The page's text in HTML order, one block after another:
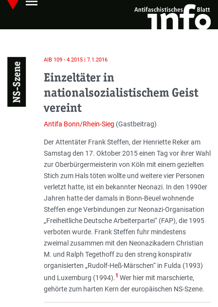
Skip
main
Hauptmenü öffnen
NS-Szene
AIB 109 - 4.2015 | 7.1.2016
Einzeltäter in
nationalsozialistischem Geist
vereint
Antifa Bonn/Rhein-Sieg (Gastbeitrag)
Einleitung
Der Attentäter Frank Steffen, der Henriette Reker am
Samstag den 17. Oktober 2015 einen Tag vor ihrer Wahl
zur Oberbürgermeisterin von Köln mit einem gezielten
Stich zum Hals töten wollte und weitere vier Personen
verletzt hatte, ist ein bekannter Neonazi. In den 1990er
Jahren hatte der damals in Bonn-Beuel wohnende
Steffen enge Verbindungen zur Neonazi-Organisation
„Freiheitliche Deutsche Arbeiterpartei“ (FAP), die 1995
verboten wurde. Frank Steffen fuhr mindestens
zweimal zusammen mit den Neonazikadern Christian
M. und Ralph Tegethoff zu den streng konspirativ
organisierten „Rudolf-Heß-Märschen“ in Fulda (1993)
und Luxemburg (1994).1 Wer hier mit marschierte,
gehörte zum harten Kern der europäischen NS-Szene.